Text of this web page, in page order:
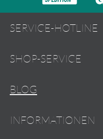
SERVICE-HOTLINE
SHOP-SERVICE
BLOG
INFORMATIONEN